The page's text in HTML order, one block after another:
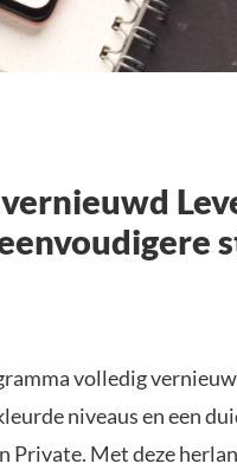
volledig
niveaus en een
Private. Met deze